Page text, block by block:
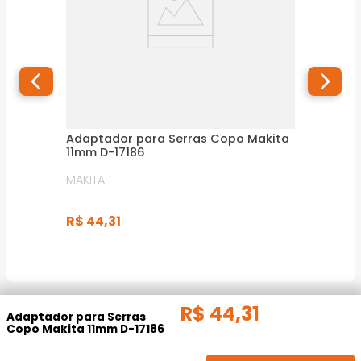
Adaptador para Serras Copo Makita
11mm D-17186
MAKITA
R$ 44,31
Adaptador para Serras
Copo Makita 11mm D-17186
R$ 44,31
INFORMAÇÕES TÉCNICAS